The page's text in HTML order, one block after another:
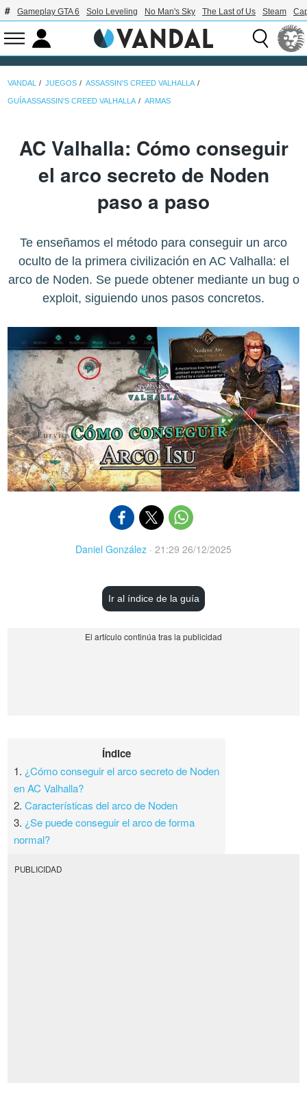
Gameplay GTA 6 Solo Leveling No Man's Sky The Last of Us Steam
VANDAL JUEGOS ASSASSIN'S CREED VALHALLA
GUÍA ASSASSIN'S CREED VALHALLA ARMAS
AC Valhalla: Cómo conseguir
el arco secreto de Noden
paso a paso
Te enseñamos el método para conseguir un arco
oculto de la primera civilización en AC Valhalla: el
arco de Noden. Se puede obtener mediante un bug o
exploit, siguiendo unos pasos concretos.
Daniel González · 21:29 26/12/2025
Ir al índice de la guía
Índice
1. ¿Cómo conseguir el arco secreto de Noden
en AC Valhalla?
2.Características del arco de Noden
3. ¿Se puede conseguir el arco de forma
normal?
PUBLICIDAD